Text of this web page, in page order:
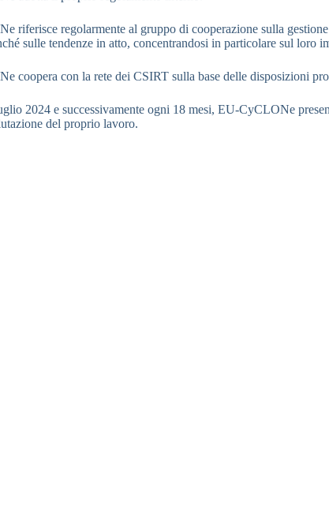
riferisce regolarmente al gruppo di cooperazione sulla
sulle tendenze in atto, concentrandosi in particolare sul loro
coopera con la rete dei CSIRT sulla base delle disposizioni
2024 e successivamente ogni 18 mesi, EU-CyCLONe
del proprio lavoro.